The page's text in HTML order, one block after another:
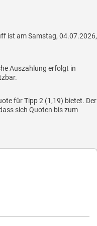
ist am Samstag, 04.07.2026,
Auszahlung erfolgt in
für Tipp 2 (1,19) bietet. Der
sich Quoten bis zum